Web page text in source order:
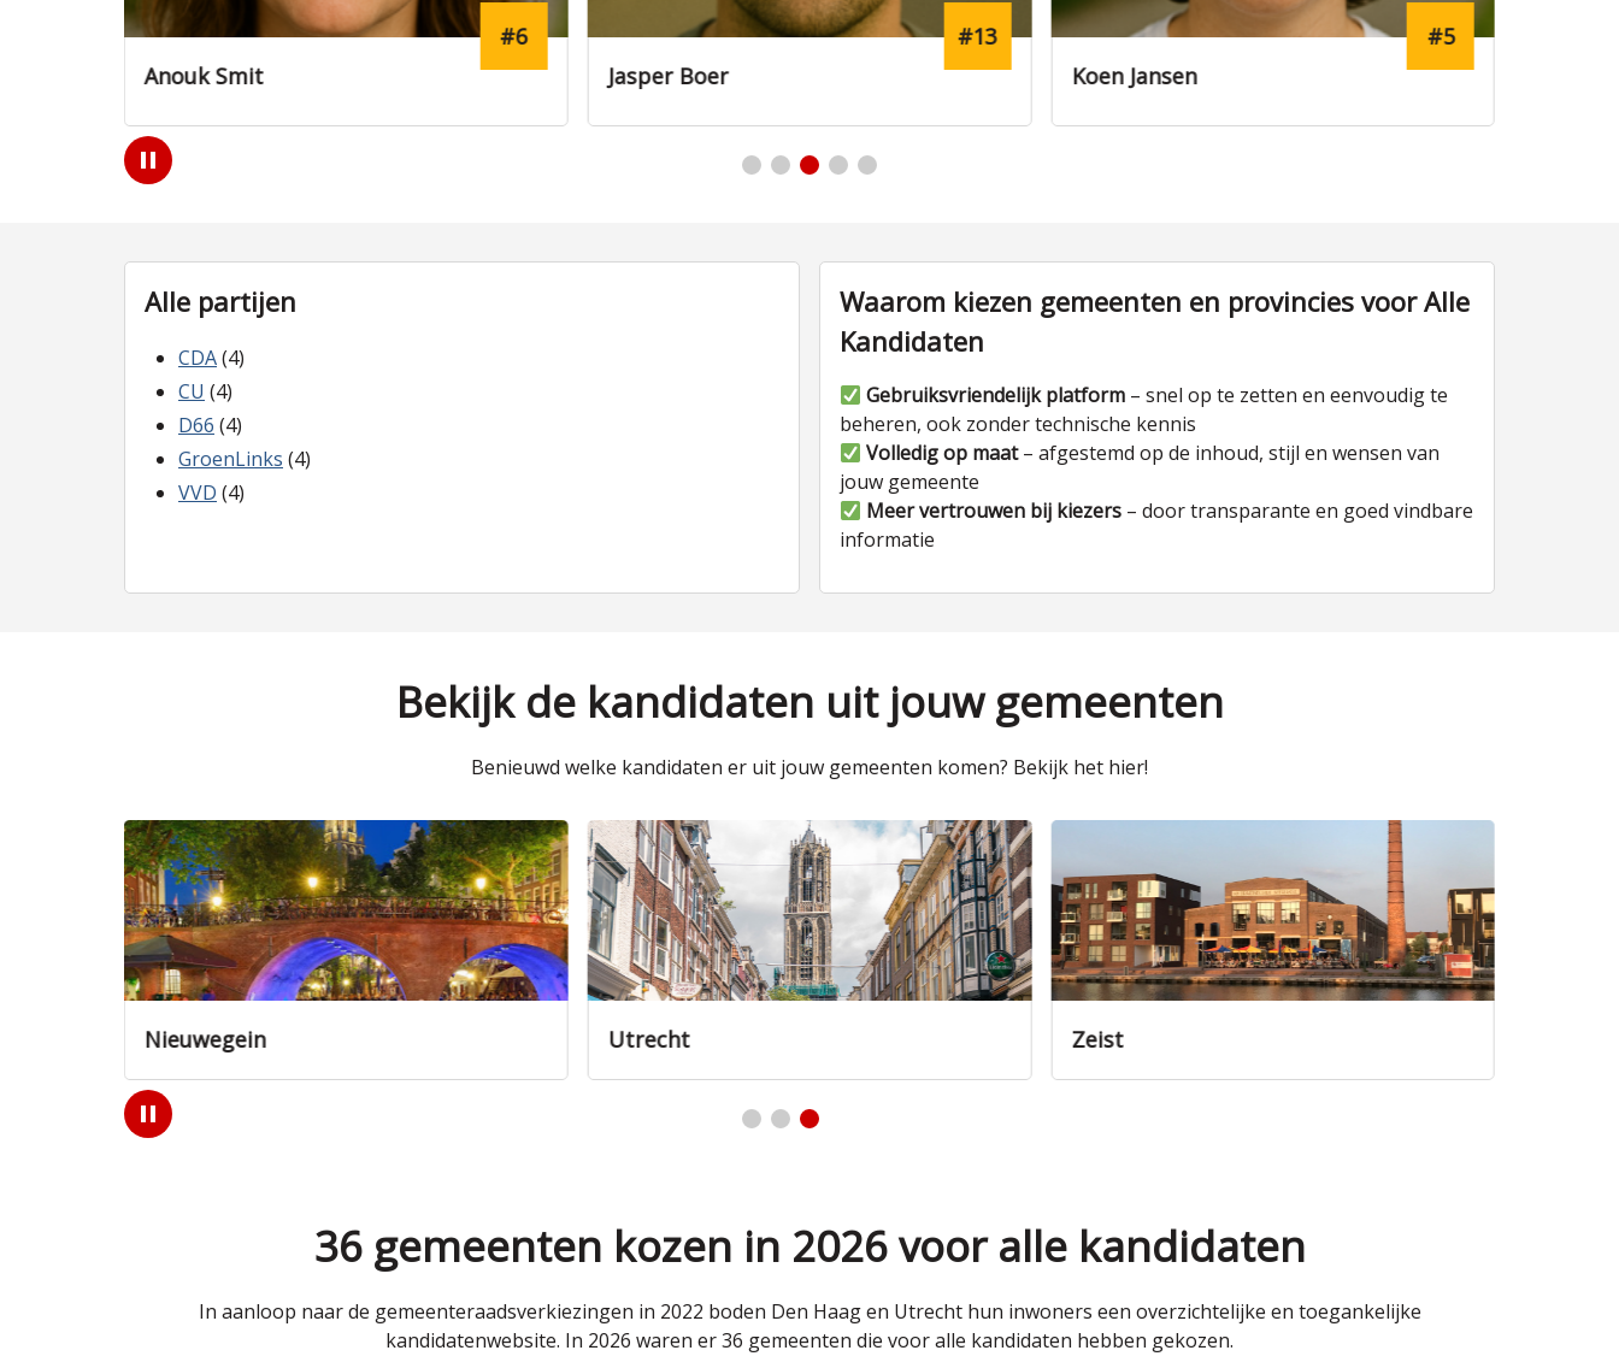
Anouk Smit
#6
Jasper Boer
#13
Koen Jansen
#5
Play
/
Alle partijen
CDA(4)
CU (4)
D66 (4)
GroenLinks (4)
VVD (4)
Waarom kiezen gemeenten en provincies voor Alle
Kandidaten
Gebruiksvriendelijk platform – snel op te zetten en eenvoudig te
beheren, ook zonder technische kennis
Volledig op maat– afgestemd op de inhoud, stijl en wensen van
jouw gemeente
Meer vertrouwen bij kiezers – door transparante en goed vindbare
informatie
Bekijk de kandidaten uit jouw gemeenten
Benieuwd welke kandidaten er uit jouw gemeenten komen? Bekijk het hier!
Nieuwegein Utrecht Zeist
Play
/
36 gemeenten kozen in 2026 voor alle kandidaten
In aanloop naar de gemeenteraadsverkiezingen in 2022 boden Den Haag en Utrecht hun inwoners een overzichtelijke en toegankelijke
kandidatenwebsite. In 2026 waren er 36 gemeenten die voor alle kandidaten hebben gekozen.